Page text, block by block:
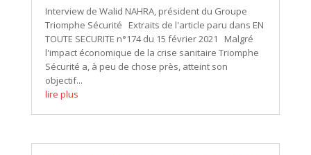
Interview de Walid NAHRA, président du Groupe
Triomphe Sécurité Extraits de l'article paru dans EN
TOUTE SECURITE n°174 du 15 février 2021 Malgré
l'impact économique de la crise sanitaire Triomphe
Sécurité a, à peu de chose près, atteint son
objectif...
lire plus